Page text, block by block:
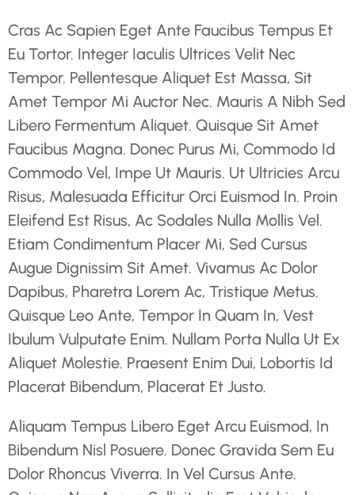
Cras Ac Sapien Eget Ante Faucibus Tempus Et
Eu Tortor. Integer Iaculis Ultrices Velit Nec
Tempor. Pellentesque Aliquet Est Massa, Sit
Amet Tempor Mi Auctor Nec. Mauris A Nibh Sed
Libero Fermentum Aliquet. Quisque Sit Amet
Faucibus Magna. Donec Purus Mi, Commodo Id
Commodo Vel, Impe Ut Mauris. Ut Ultricies Arcu
Risus, Malesuada Efficitur Orci Euismod In. Proin
Eleifend Est Risus, Ac Sodales Nulla Mollis Vel.
Etiam Condimentum Placer Mi, Sed Cursus
Augue Dignissim Sit Amet. Vivamus Ac Dolor
Dapibus, Pharetra Lorem Ac, Tristique Metus.
Quisque Leo Ante, Tempor In Quam In, Vest
Ibulum Vulputate Enim. Nullam Porta Nulla Ut Ex
Aliquet Molestie. Praesent Enim Dui, Lobortis Id
Placerat Bibendum, Placerat Et Justo.
Aliquam Tempus Libero Eget Arcu Euismod, In
Bibendum Nisl Posuere. Donec Gravida Sem Eu
Dolor Rhoncus Viverra. In Vel Cursus Ante.